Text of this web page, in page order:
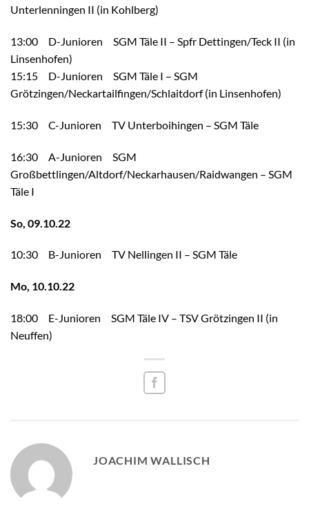
Unterlenningen II (in Kohlberg)
13:00 D-Junioren SGM Täle II – Spfr Dettingen/Teck II (in
Linsenhofen)
15:15 D-Junioren SGM Täle I – SGM
Grötzingen/Neckartailfingen/Schlaitdorf (in Linsenhofen)
15:30 C-Junioren TV Unterboihingen – SGM Täle
16:30 A-Junioren SGM
Großbettlingen/Altdorf/Neckarhausen/Raidwangen – SGM
Täle I
So, 09.10.22
10:30 B-Junioren TV Nellingen II – SGM Täle
Mo, 10.10.22
18:00 E-Junioren SGM Täle IV – TSV Grötzingen II (in
Neuffen)
JOACHIM WALLISCH